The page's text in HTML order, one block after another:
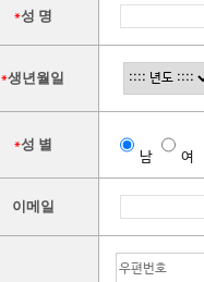
*성 명
*생년월일
*성 별
남
여
이메일